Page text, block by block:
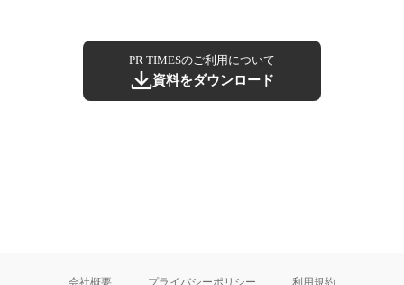
PR TIMESのご利用について
資料をダウンロード
会社概要 プライバシーポリシー 利用規約